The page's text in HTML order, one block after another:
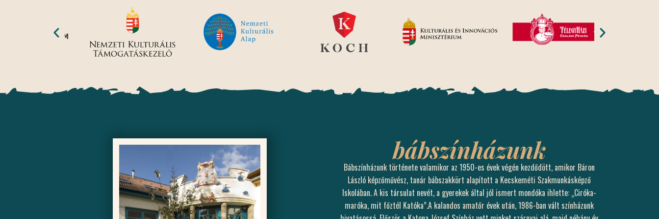
bábszínházunk
Bábszínházunk története valamikor az 1950-es évek végén kezdődött, amikor Báron
László képzőművész, tanár bábszakkört alapított a Kecskeméti Szakmunkásképző
Iskolában. A kis társulat nevét, a gyerekek által jól ismert mondóka ihlette: „Ciróka-
maróka, mit főztél Katóka”.A kalandos amatőr évek után, 1986-ban vált színházunk